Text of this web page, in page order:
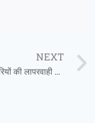
NEXT
डाक विभाग के कर्मचारियों की लापरवाही से खाताधारकों को हुआ भारी नुकसान, उपभोक्ता आयोग ने भुगतान का दिया आदेश